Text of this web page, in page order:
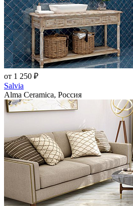
от 1 250 ₽
Salvia
Alma Ceramica, Россия